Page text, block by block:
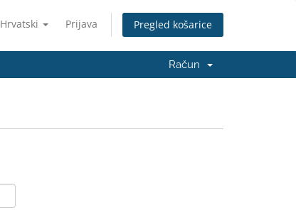
Hrvatski Prijava Pregled košarice
Račun